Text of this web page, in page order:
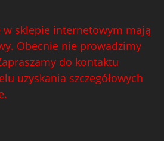
sklepie internetowym mają
Obecnie nie prowadzimy
do kontaktu
uzyskania szczegółowych